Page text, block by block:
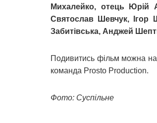
Михалейко, отець Юрій
Святослав Шевчук, Ігор
Забитівська, Анджей
Подивитись фільм можна
команда Prosto Production.
Фото: Суспільне